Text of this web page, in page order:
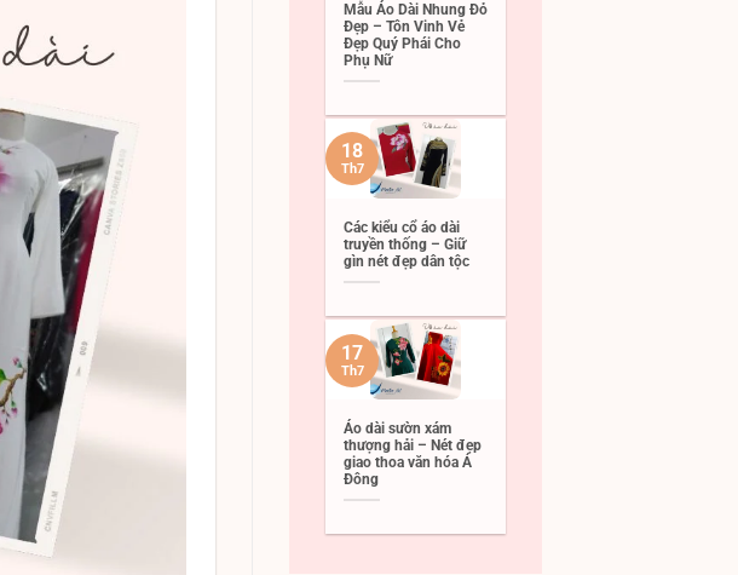
Mẫu Áo Dài Nhung Đỏ
Đẹp – Tôn Vinh Vẻ
Đẹp Quý Phái Cho
Phụ Nữ
Các kiểu cổ áo dài
truyền thống – Giữ
gìn nét đẹp dân tộc
18
Th7
Áo dài sườn xám
thượng hải – Nét đẹp
giao thoa văn hóa Á
Đông
17
Th7